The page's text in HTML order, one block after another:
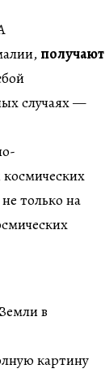
получают
случаях —
только на
в
картину